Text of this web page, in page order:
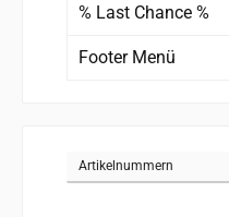
% Last Chance %
Footer Menü